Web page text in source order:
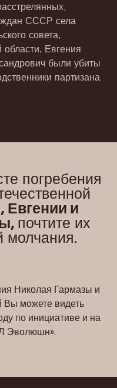
СССР села
совета,
Евгения
были убиты
партизана.
погребения
Евгении и
почтите их
молчания.
Николая Гармазы и
Вы можете видеть
по инициативе и на
Эволюшн».